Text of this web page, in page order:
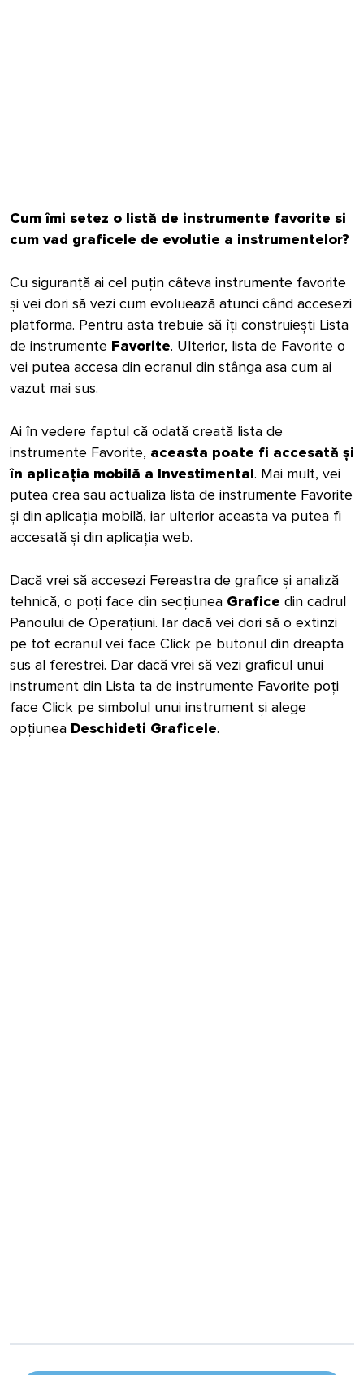
Cum îmi setez o listă de instrumente favorite si
cum vad graficele de evolutie a instrumentelor?
Cu siguranță ai cel puțin câteva instrumente favorite
și vei dori să vezi cum evoluează atunci când accesezi
platforma. Pentru asta trebuie să îți construiești Lista
de instrumente Favorite. Ulterior, lista de Favorite o
vei putea accesa din ecranul din stânga asa cum ai
vazut mai sus.
Ai în vedere faptul că odată creată lista de
instrumente Favorite, aceasta poate fi accesată și
în aplicația mobilă a Investimental. Mai mult, vei
putea crea sau actualiza lista de instrumente Favorite
și din aplicația mobilă, iar ulterior aceasta va putea fi
accesată și din aplicația web.
Dacă vrei să accesezi Fereastra de grafice și analiză
tehnică, o poți face din secțiunea Grafice din cadrul
Panoului de Operațiuni. Iar dacă vei dori să o extinzi
pe tot ecranul vei face Click pe butonul din dreapta
sus al ferestrei. Dar dacă vrei să vezi graficul unui
instrument din Lista ta de instrumente Favorite poți
face Click pe simbolul unui instrument și alege
opțiunea Deschideti Graficele.